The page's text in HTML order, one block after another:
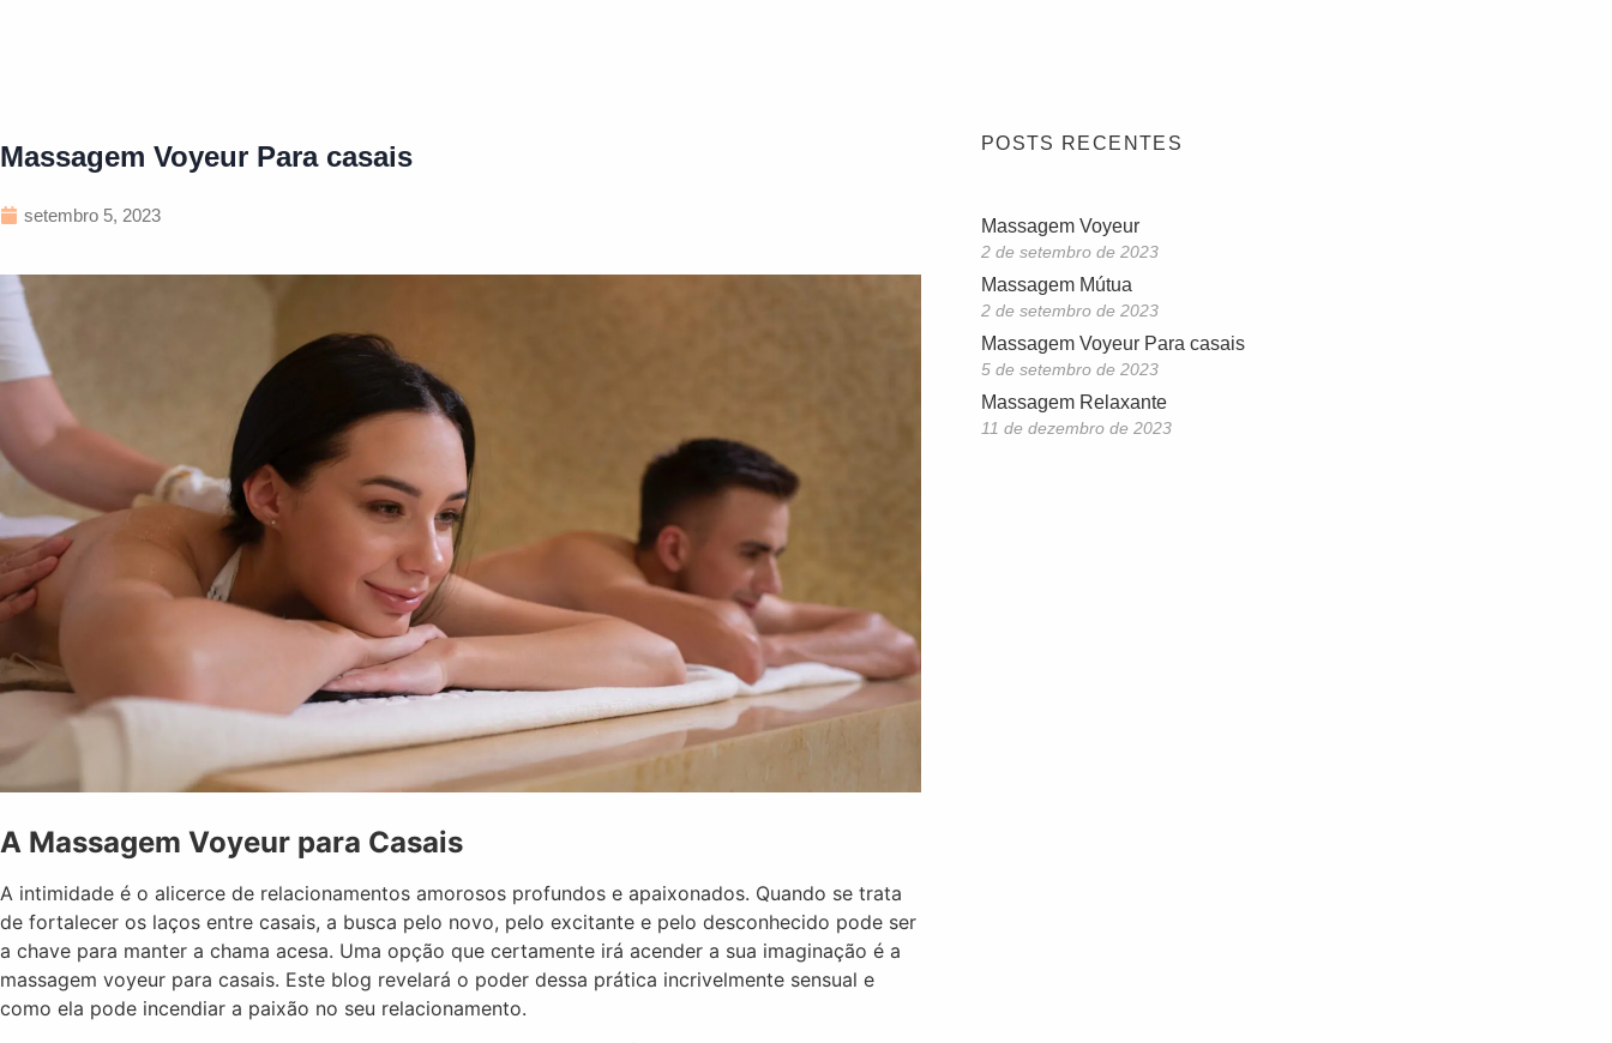
Massagem Voyeur Para casais
setembro 5, 2023
A Massagem Voyeur para Casais
A intimidade é o alicerce de relacionamentos amorosos profundos e apaixonados. Quando se trata
de fortalecer os laços entre casais, a busca pelo novo, pelo excitante e pelo desconhecido pode ser
a chave para manter a chama acesa. Uma opção que certamente irá acender a sua imaginação é a
massagem voyeur para casais. Este blog revelará o poder dessa prática incrivelmente sensual e
como ela pode incendiar a paixão no seu relacionamento.
POSTS RECENTES
Massagem Voyeur
2 de setembro de 2023
Massagem Mútua
2 de setembro de 2023
Massagem Voyeur Para casais
5 de setembro de 2023
Massagem Relaxante
11 de dezembro de 2023